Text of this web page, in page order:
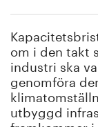
Vi tycker
Publicerat
om i den takt
industri ska
genomföra
utbyggd